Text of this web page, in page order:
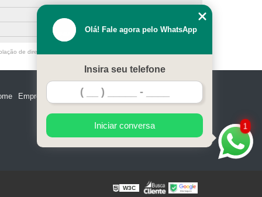
de direito autoral – artigo 184 do Código Penal –
Empresa Serviços Contato Mapa do site
1
Olá! Fale agora pelo WhatsApp
Insira seu telefone
Iniciar conversa
W3C